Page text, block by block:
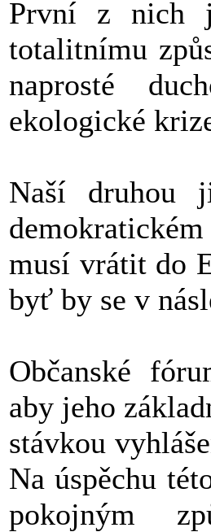
První z nich
totalitnímu
naprosté
ekologické
Naší druhou
musí vrátit do
byť by se v
Občanské
aby jeho
stávkou
Na úspěchu
pokojným